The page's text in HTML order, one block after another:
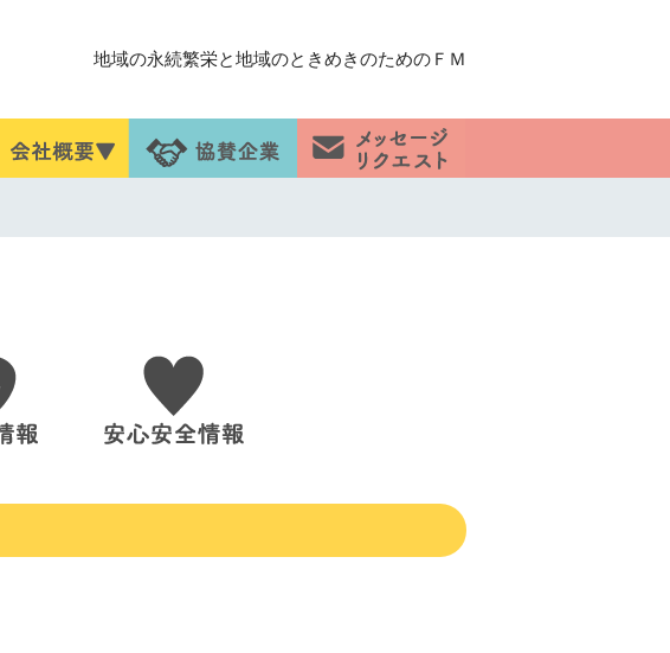
地域の永続繁栄と地域のときめきのためのＦＭ